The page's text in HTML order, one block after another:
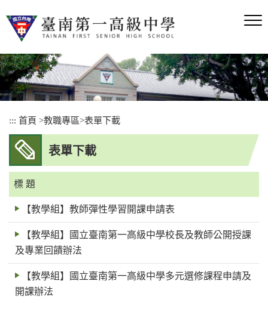
到
內
容
區
塊
::: 首頁 >教職專區>表單下載
表單下載
標 題
【教學組】教師彈性學習開課申請表
【教學組】國立臺南第一高級中學校長及教師公開授課
及專業回饋辦法
【教學組】國立臺南第一高級中學多元選修課程申請及
開課辦法